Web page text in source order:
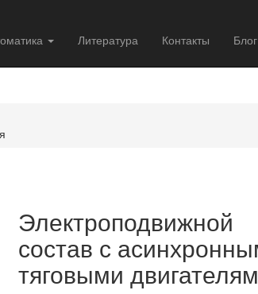
Литература Контакты Блог
Электроподвижной
состав с
тяговыми